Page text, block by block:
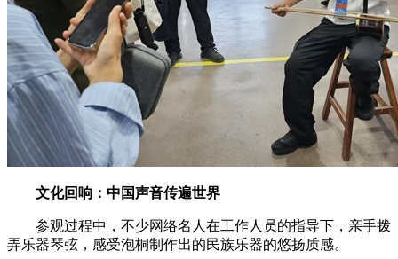
文化回响：中国声音传遍世界
参观过程中，不少网络名人在工作人员的指导下，亲手拨
弄乐器琴弦，感受泡桐制作出的民族乐器的悠扬质感。